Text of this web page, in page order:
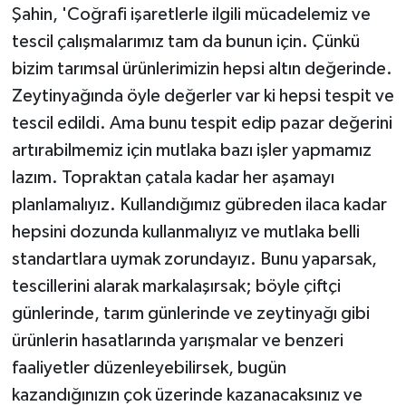
Şahin, 'Coğrafi işaretlerle ilgili mücadelemiz ve
tescil çalışmalarımız tam da bunun için. Çünkü
bizim tarımsal ürünlerimizin hepsi altın değerinde.
Zeytinyağında öyle değerler var ki hepsi tespit ve
tescil edildi. Ama bunu tespit edip pazar değerini
artırabilmemiz için mutlaka bazı işler yapmamız
lazım. Topraktan çatala kadar her aşamayı
planlamalıyız. Kullandığımız gübreden ilaca kadar
hepsini dozunda kullanmalıyız ve mutlaka belli
standartlara uymak zorundayız. Bunu yaparsak,
tescillerini alarak markalaşırsak; böyle çiftçi
günlerinde, tarım günlerinde ve zeytinyağı gibi
ürünlerin hasatlarında yarışmalar ve benzeri
faaliyetler düzenleyebilirsek, bugün
kazandığınızın çok üzerinde kazanacaksınız ve